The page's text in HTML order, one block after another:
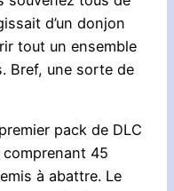
d’un donjon
tout un ensemble
Bref, une sorte de
pack de DLC
45
à abattre. Le